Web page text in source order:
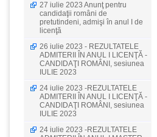
27 iulie 2023 Anunţ pentru
candidaţii români de
pretutindeni, admişi în anul I de
licenţă
26 iulie 2023 - REZULTATELE
ADMITERII ÎN ANUL I LICENŢĂ -
CANDIDAŢI ROMÂNI, sesiunea
IULIE 2023
24 iulie 2023 -REZULTATELE
ADMITERII ÎN ANUL I LICENŢĂ -
CANDIDAŢI ROMÂNI, sesiunea
IULIE 2023
24 iulie 2023 -REZULTATELE